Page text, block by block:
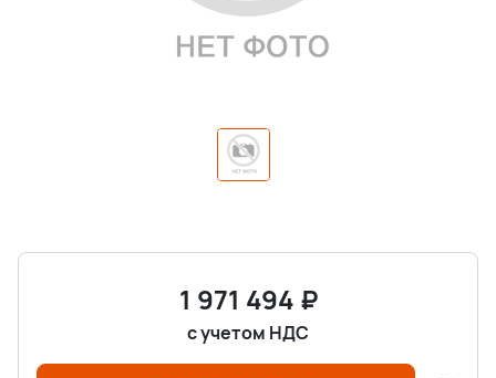
1 971 494 ₽
с учетом НДС